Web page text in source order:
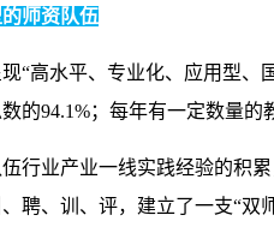
师资队伍
“高水平、专业化、应用型、
的94.1%；每年有一定数量的
行业产业一线实践经验的积
聘、训、评，建立了一支“双